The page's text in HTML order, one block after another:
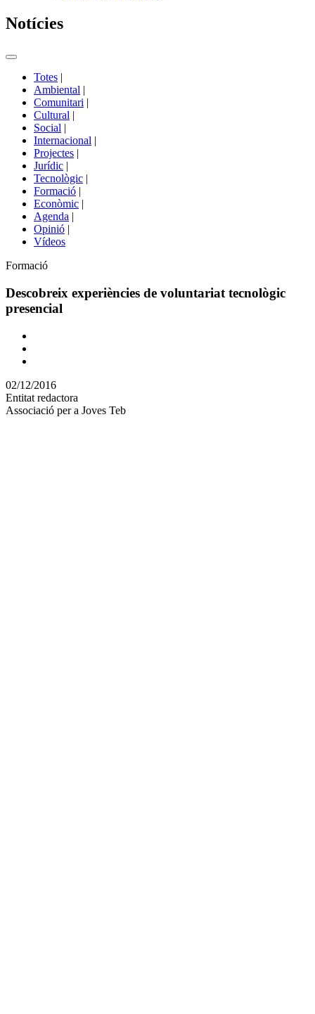
Notícies
Commutador
portals
Totes |
Ambiental |
Comunitari |
Cultural |
Social |
Internacional |
Projectes |
Jurídic |
Tecnològic |
Formació |
Econòmic |
Agenda |
Opinió |
Vídeos
Àmbit
la
Formació
Descobreix experiències de voluntariat tecnològic
presencial
Comparteix
altres
xarxes
socials
02/12/2016
Entitat redactora
Associació per a Joves Teb